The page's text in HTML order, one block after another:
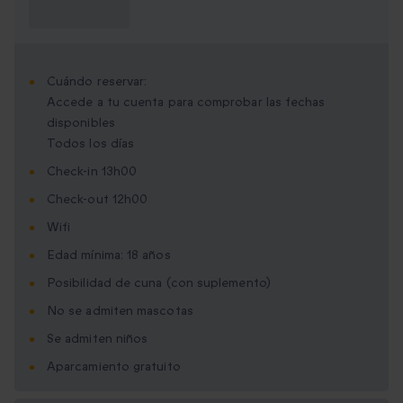
Cuándo reservar:
Accede a tu cuenta para comprobar las fechas
disponibles
Todos los días
Check-in 13h00
Check-out 12h00
Wifi
Edad mínima: 18 años
Posibilidad de cuna (con suplemento)
No se admiten mascotas
Se admiten niños
Aparcamiento gratuito